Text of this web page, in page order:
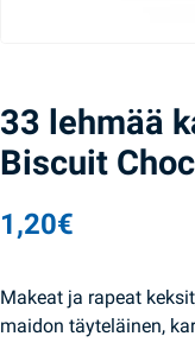
33 lehmää
Biscuit
1,20€
Makeat ja rapeat
maidon täyteläinen,